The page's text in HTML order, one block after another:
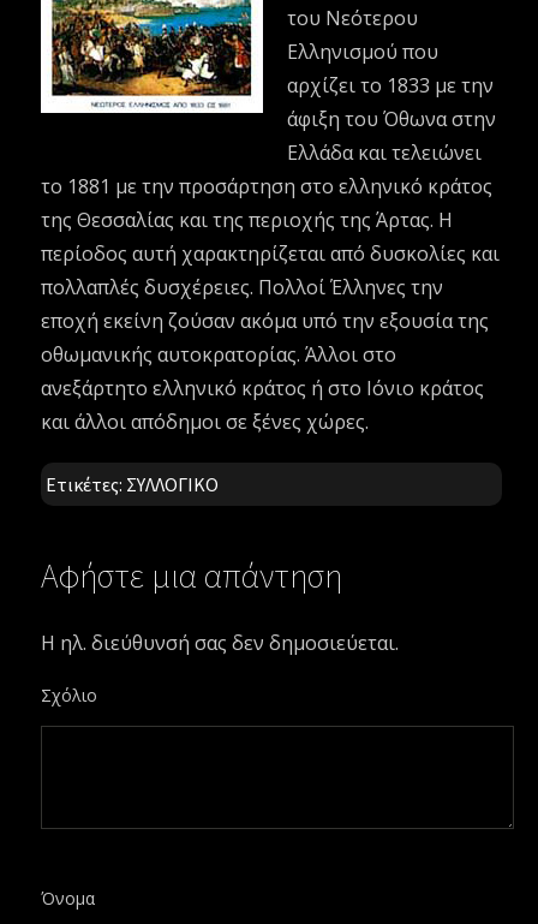
του Νεότερου
Ελληνισμού που
αρχίζει το 1833 με την
άφιξη του Όθωνα στην
Ελλάδα και τελειώνει
το 1881 με την προσάρτηση στο ελληνικό κράτος
της Θεσσαλίας και της περιοχής της Άρτας. Η
περίοδος αυτή χαρακτηρίζεται από δυσκολίες και
πολλαπλές δυσχέρειες. Πολλοί Έλληνες την
εποχή εκείνη ζούσαν ακόμα υπό την εξουσία της
οθωμανικής αυτοκρατορίας. Άλλοι στο
ανεξάρτητο ελληνικό κράτος ή στο Ιόνιο κράτος
και άλλοι απόδημοι σε ξένες χώρες.
Ετικέτες: ΣΥΛΛΟΓΙΚΟ
Αφήστε μια απάντηση
Η ηλ. διεύθυνσή σας δεν δημοσιεύεται.
Σχόλιο
Όνομα